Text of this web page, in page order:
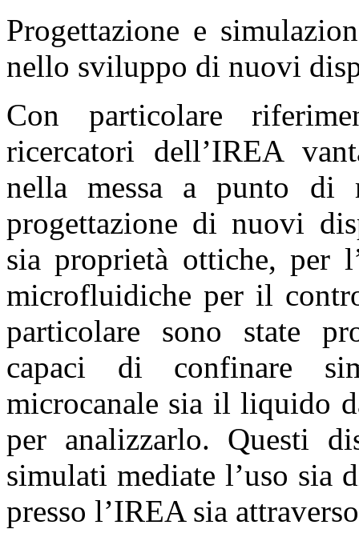
Progettazione e
nello sviluppo di nuovi
Con particolare
ricercatori dell’IREA
nella messa a punto di
progettazione di nuovi
sia proprietà ottiche, per
microfluidiche per il
particolare sono state
capaci di confinare
microcanale sia il liquido
per analizzarlo. Questi
simulati mediate l’uso sia
presso l’IREA sia